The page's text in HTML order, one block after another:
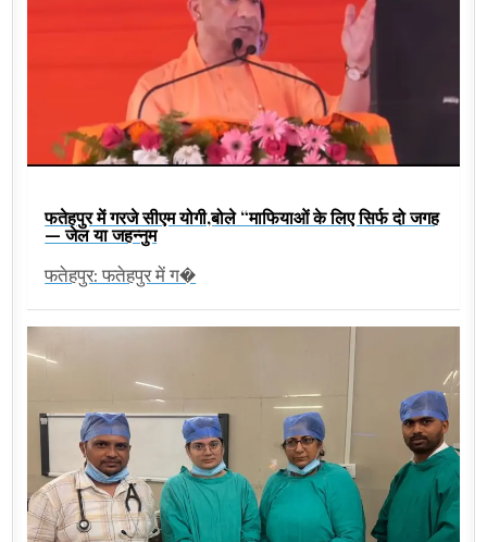
फतेहपुर में गरजे सीएम योगी,बोले “माफियाओं के लिए सिर्फ दो जगह
— जेल या जहन्नुम
फतेहपुर: फतेहपुर में ग�